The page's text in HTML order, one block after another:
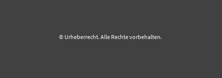
© Urheberrecht. Alle Rechte vorbehalten.